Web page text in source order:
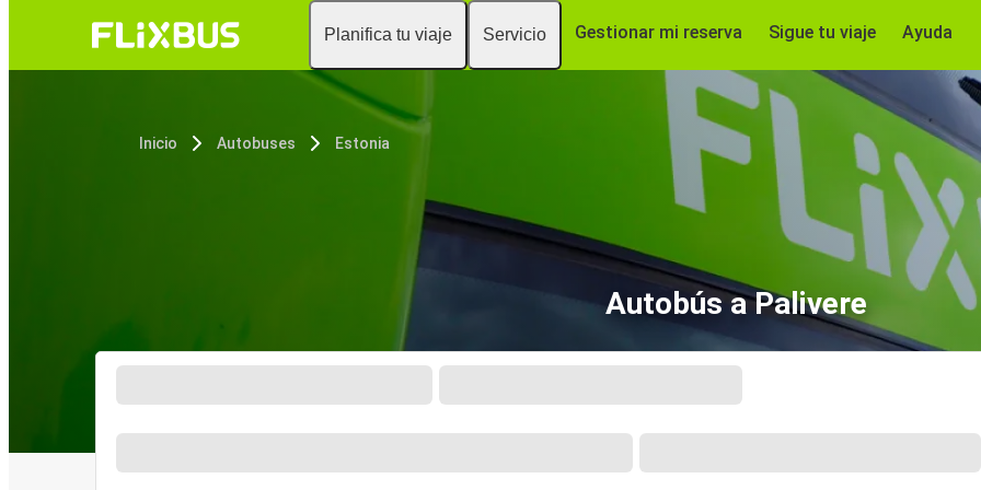
Planifica tu viaje Servicio Gestionar mi reserva Sigue tu viaje Ayuda
Inicio Autobuses Estonia
Autobús a Palivere